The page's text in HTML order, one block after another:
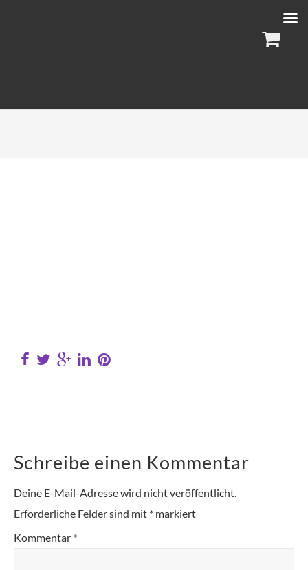
Schreibe einen Kommentar
Deine E-Mail-Adresse wird nicht veröffentlicht.
Erforderliche Felder sind mit * markiert
Kommentar *